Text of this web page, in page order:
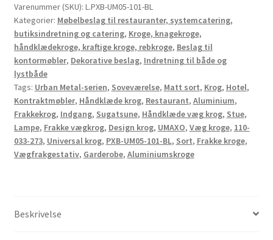
til
vægmontering,
lastekapacitet:
10
kg,
overflade:
sort,
PXB-
UM05-
101-
garderobestativer,
Varenummer (SKU): L.PXB-UM05-101-BL
Kategorier: Møbelbeslag til restauranter, systemcatering,
butiksindretning og catering, Kroge, knagekroge,
håndklædekroge, kraftige kroge, rebkroge, Beslag til
kontormøbler, Dekorative beslag, Indretning til både og
lystbåde
Tags: Urban Metal-serien, Soveværelse, Matt sort, Krog, Hotel,
Kontraktmøbler, Håndklæde krog, Restaurant, Aluminium,
Frakkekrog, Indgang, Sugatsune, Håndklæde væg krog, Stue,
Lampe, Frakke vægkrog, Design krog, UMAXO, Væg kroge, 110-
033-273, Universal krog, PXB-UM05-101-BL, Sort, Frakke kroge,
Vægfrakgestativ, Garderobe, Aluminiumskroge
Beskrivelse